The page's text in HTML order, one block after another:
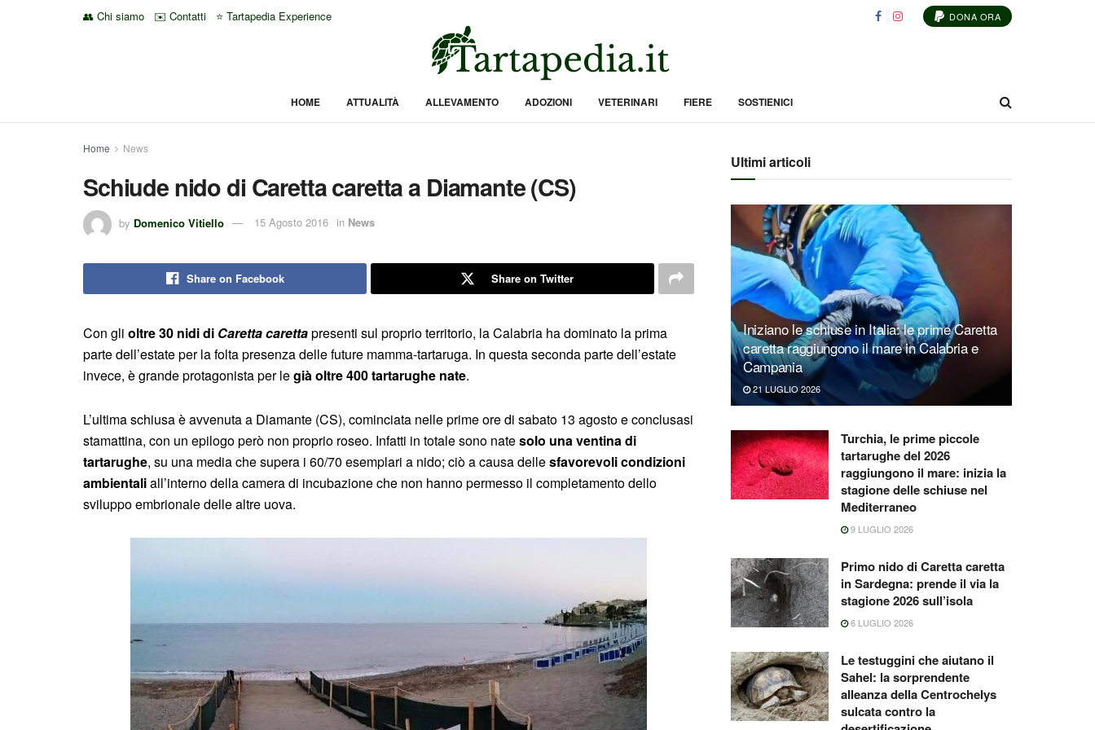
👥 Chi siamo ✉️ Contatti ⭐ Tartapedia Experience DONA ORA
HOME ATTUALITÀ ALLEVAMENTO ADOZIONI VETERINARI FIERE SOSTIENICI
Home News
Schiude nido di Caretta caretta a Diamante (CS)
by Domenico Vitiello 15 Agosto 2016 in News
Share on Facebook Share on Twitter
Con gli oltre 30 nidi di Caretta carettapresenti sul proprio territorio, la Calabria ha dominato la prima
parte dell’estate per la folta presenza delle future mamma-tartaruga. In questa seconda parte dell’estate
invece, è grande protagonista per legià oltre 400 tartarughe nate.
L’ultima schiusa è avvenuta a Diamante (CS), cominciata nelle prime ore di sabato 13 agosto e conclusasi
stamattina, con un epilogo però non proprio roseo. Infatti in totale sono natesolo una ventina di
tartarughe, su una media che supera i 60/70 esemplari a nido; ciò a causa dellesfavorevoli condizioni
ambientaliall’interno della camera di incubazione che non hanno permesso il completamento dello
sviluppo embrionale delle altre uova.
Ultimi articoli
Iniziano le schiuse in Italia: le prime Caretta
caretta raggiungono il mare in Calabria e
Campania
21 LUGLIO 2026
Turchia, le prime piccole
tartarughe del 2026
raggiungono il mare: inizia la
stagione delle schiuse nel
Mediterraneo
9 LUGLIO 2026
Primo nido di Caretta caretta
in Sardegna: prende il via la
stagione 2026 sull’isola
6 LUGLIO 2026
Le testuggini che aiutano il
Sahel: la sorprendente
alleanza della Centrochelys
sulcata contro la